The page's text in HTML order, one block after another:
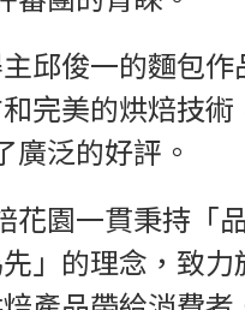
邱俊一的麵包作
完美的烘焙技術
廣泛的好評。
花園一貫秉持「
」的理念，致力